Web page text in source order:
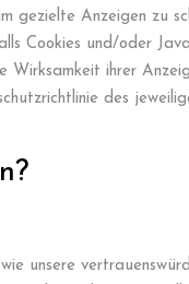
gezielte Anzeigen zu
Cookies und/oder
Wirksamkeit ihrer
des
unsere